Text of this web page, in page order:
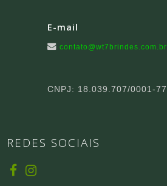
E-mail
contato@wt7brindes.com.br
CNPJ: 18.039.707/0001-77
REDES SOCIAIS